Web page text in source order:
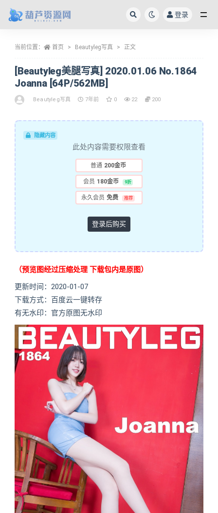
登录
当前位置： 首页 Beautyleg写真 正文
[Beautyleg美腿写真] 2020.01.06 No.1864
Joanna [64P/562MB]
Beautyleg写真 7年前 0 22 200
隐藏内容
此处内容需要权限查看
普通 200金币
会员 180金币 9折
永久会员 免费 推荐
登录后购买
（预览图经过压缩处理 下载包内是原图）
更新时间：2020-01-07
下载方式：百度云一键转存
有无水印：官方原图无水印